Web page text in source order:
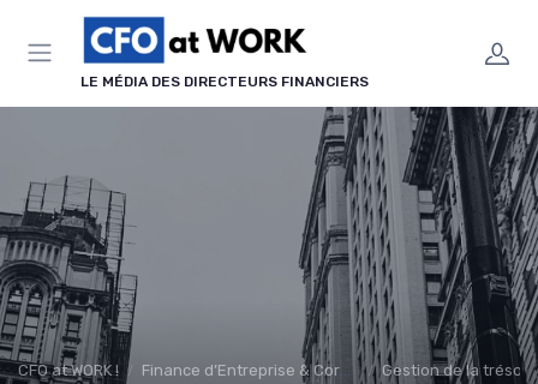
LE MÉDIA DES DIRECTEURS FINANCIERS
CFO at WORK ! Finance d’Entreprise & Corporate Finance Gestion de la
Panneau de gestion des cookies